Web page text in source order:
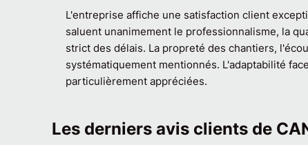
L'entreprise affiche une satisfaction client
saluent unanimement le professionnalisme, la
strict des délais. La propreté des chantiers,
systématiquement mentionnés. L'adaptabilité
particulièrement appréciées.
Les derniers avis clients de